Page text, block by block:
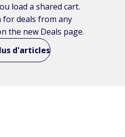
load a shared cart.
for deals from any
the new Deals page.
d'articles